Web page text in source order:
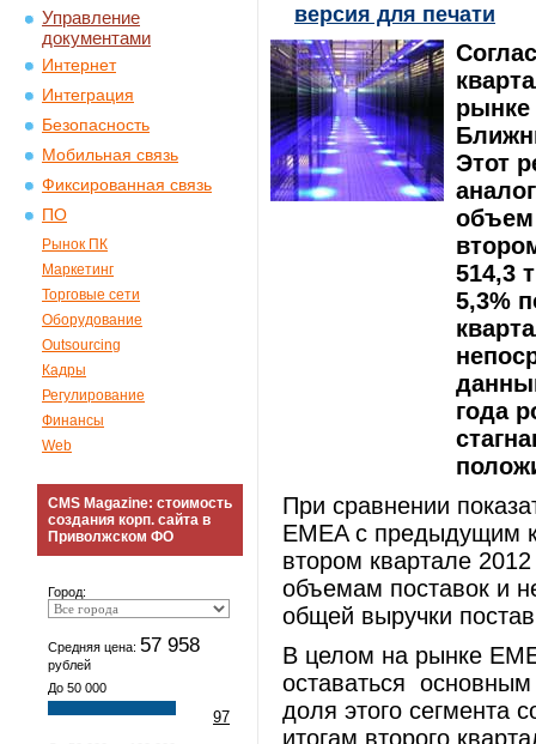
Управление
документами
Интернет
Интеграция
Безопасность
Мобильная связь
Фиксированная связь
ПО
Рынок ПК
Маркетинг
Торговые сети
Оборудование
Outsourcing
Кадры
Регулирование
Финансы
Web
CMS Magazine: стоимость
создания корп. сайта в
Приволжском ФО
Город:
Средняя цена: 57 958
рублей
До 50 000
97
версия для печати
рынке
Этот
объем
514,3
5,3%
года
При сравнении
EMEA с предыдущим
втором квартале
объемам поставок и
общей выручки
В целом на рынке
оставаться
доля этого сегмента
итогам второго